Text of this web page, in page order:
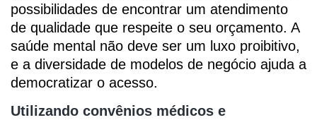
possibilidades de encontrar um atendimento
de qualidade que respeite o seu orçamento. A
saúde mental não deve ser um luxo proibitivo,
e a diversidade de modelos de negócio ajuda a
democratizar o acesso.
Utilizando convênios médicos e